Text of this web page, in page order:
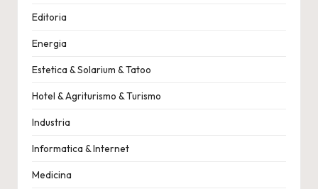
Editoria
Energia
Estetica & Solarium & Tatoo
Hotel & Agriturismo & Turismo
Industria
Informatica & Internet
Medicina